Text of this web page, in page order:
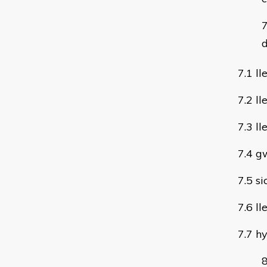
7.1
7.2
7.3
7.4
7.5
7.6
7.7